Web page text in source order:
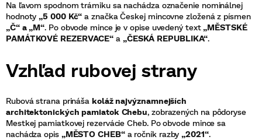
Na ľavom spodnom trámiku sa nachádza označenie nominálnej
hodnoty„5 000 Kč“ a značka Českej mincovne zložená z písmen
„Č“ a „M“. Po obvode mince je v opise uvedený text„MĚSTSKÉ
PAMÁTKOVÉ REZERVACE“ a „ČESKÁ REPUBLIKA“.
Vzhľad rubovej strany
Rubová strana prinášakoláž najvýznamnejších
architektonických pamiatok Chebu, zobrazených na pôdoryse
Mestkej pamiatkovej rezervácie Cheb. Po obvode mince sa
nachádza opis „MĚSTO CHEB“a ročník razby„2021“.